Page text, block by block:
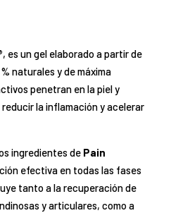
, es un gel elaborado a partir de
naturales y de máxima
penetran en la piel y
la inflamación y acelerar
ingredientes de Pain
efectiva en todas las fases
tanto a la recuperación de
y articulares, como a